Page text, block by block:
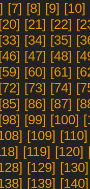
[7] [8] [9] [10]
[21] [22]
[34] [35]
[47] [48]
[60] [61]
[73] [74]
[86] [87]
[99] [100]
[109] [110]
[119] [120]
[129] [130]
[139] [140]